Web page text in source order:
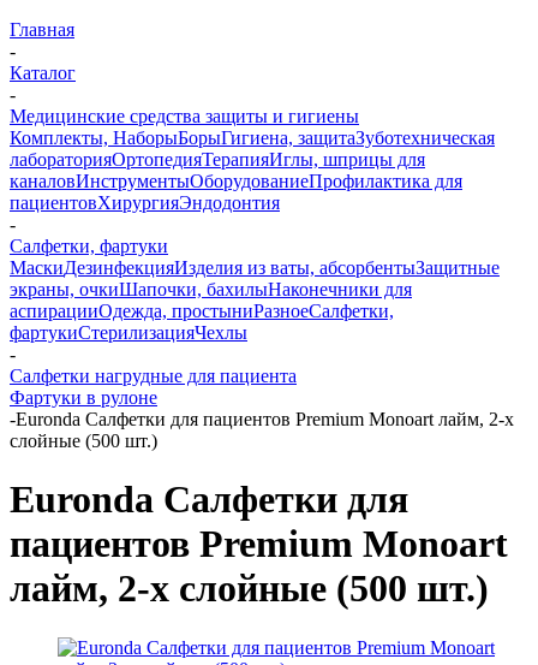
Главная
-
Каталог
-
Медицинские средства защиты и гигиены
Комплекты, НаборыБорыГигиена, защитаЗуботехническая
лабораторияОртопедияТерапияИглы, шприцы для
каналовИнструментыОборудованиеПрофилактика для
пациентовХирургияЭндодонтия
-
Салфетки, фартуки
МаскиДезинфекцияИзделия из ваты, абсорбентыЗащитные
экраны, очкиШапочки, бахилыНаконечники для
аспирацииОдежда, простыниРазноеСалфетки,
фартукиСтерилизацияЧехлы
-
Салфетки нагрудные для пациента
Фартуки в рулоне
-Euronda Салфетки для пациентов Premium Monoart лайм, 2-х
слойные (500 шт.)
Euronda Салфетки для
пациентов Premium Monoart
лайм, 2-х слойные (500 шт.)